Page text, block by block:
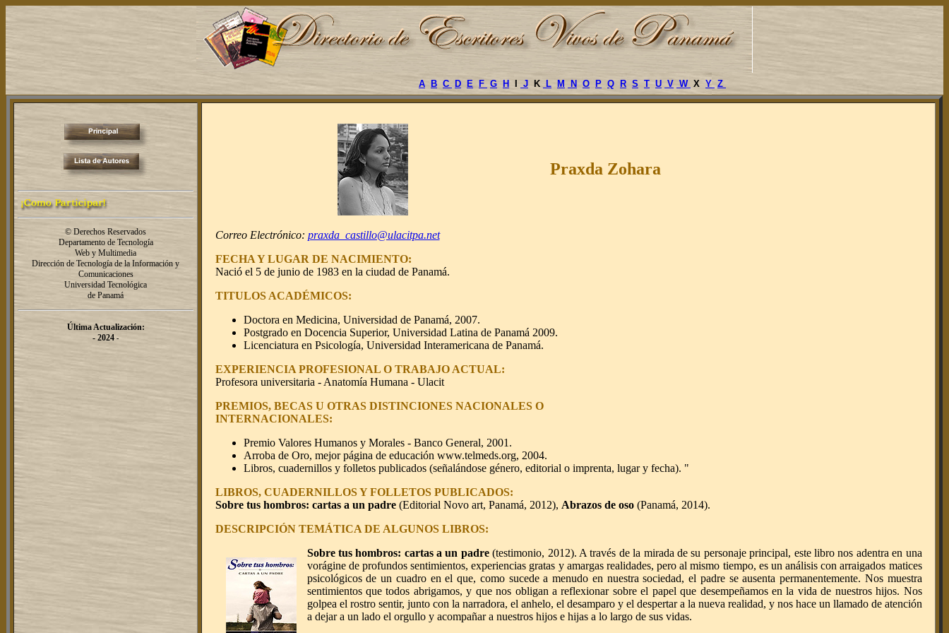
A B C D E F G H J K L M N O P Q R S T U V W X Y Z
© Derechos Reservados
Departamento de Tecnología
Web y Multimedia
Dirección de Tecnología de la Información y
Comunicaciones
Universidad Tecnológica
de Panamá
Última Actualización:
- 2024 -
Praxda Zohara
Correo Electrónico: praxda_castillo@ulacitpa.net
FECHA Y LUGAR DE NACIMIENTO:
Nació el 5 de junio de 1983 en la ciudad de Panamá.
TITULOS ACADÉMICOS:
Doctora en Medicina, Universidad de Panamá, 2007.
Postgrado en Docencia Superior, Universidad Latina de Panamá 2009.
Licenciatura en Psicología, Universidad Interamericana de Panamá.
EXPERIENCIA PROFESIONAL O TRABAJO ACTUAL:
Profesora universitaria - Anatomía Humana - Ulacit
PREMIOS, BECAS U OTRAS DISTINCIONES NACIONALES O
INTERNACIONALES:
Premio Valores Humanos y Morales - Banco General, 2001.
Arroba de Oro, mejor página de educación www.telmeds.org, 2004.
Libros, cuadernillos y folletos publicados (señalándose género, editorial o imprenta, lugar y fecha). "
LIBROS, CUADERNILLOS Y FOLLETOS PUBLICADOS:
Sobre tus hombros: cartas a un padre(Editorial Novo art, Panamá, 2012), Abrazos de oso(Panamá, 2014).
DESCRIPCIÓN TEMÁTICA DE ALGUNOS LIBROS:
Sobre tus hombros: cartas a un padre(testimonio, 2012). A través de la mirada de su personaje principal, este libro nos adentra en una
vorágine de profundos sentimientos, experiencias gratas y amargas realidades, pero al mismo tiempo, es un análisis con arraigados matices
psicológicos de un cuadro en el que, como sucede a menudo en nuestra sociedad, el padre se ausenta permanentemente. Nos muestra
sentimientos que todos abrigamos, y que nos obligan a reflexionar sobre el papel que desempeñamos en la vida de nuestros hijos. Nos
golpea el rostro sentir, junto con la narradora, el anhelo, el desamparo y el despertar a la nueva realidad, y nos hace un llamado de atención
a dejar a un lado el orgullo y acompañar a nuestros hijos e hijas a lo largo de sus vidas.